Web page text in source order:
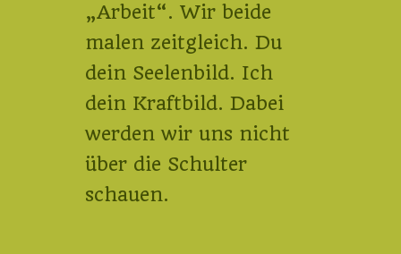
„Arbeit“. Wir beide
malen zeitgleich. Du
dein Seelenbild. Ich
dein Kraftbild. Dabei
werden wir uns nicht
über die Schulter
schauen.